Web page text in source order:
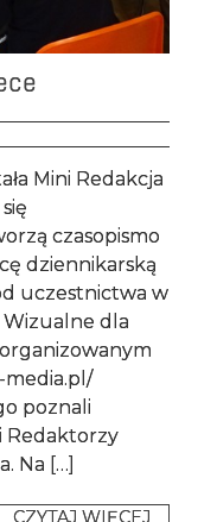
Mini Redakcja
czasopismo
dziennikarską
uczestnictwa w
dla
poznali
Redaktorzy
Na […]
CZYTAJ WIĘCEJ